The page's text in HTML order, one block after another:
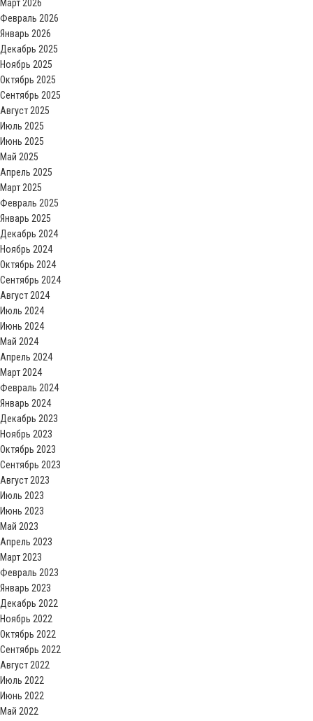
Март 2026
Февраль 2026
Январь 2026
Декабрь 2025
Ноябрь 2025
Октябрь 2025
Сентябрь 2025
Август 2025
Июль 2025
Июнь 2025
Май 2025
Апрель 2025
Март 2025
Февраль 2025
Январь 2025
Декабрь 2024
Ноябрь 2024
Октябрь 2024
Сентябрь 2024
Август 2024
Июль 2024
Июнь 2024
Май 2024
Апрель 2024
Март 2024
Февраль 2024
Январь 2024
Декабрь 2023
Ноябрь 2023
Октябрь 2023
Сентябрь 2023
Август 2023
Июль 2023
Июнь 2023
Май 2023
Апрель 2023
Март 2023
Февраль 2023
Январь 2023
Декабрь 2022
Ноябрь 2022
Октябрь 2022
Сентябрь 2022
Август 2022
Июль 2022
Июнь 2022
Май 2022